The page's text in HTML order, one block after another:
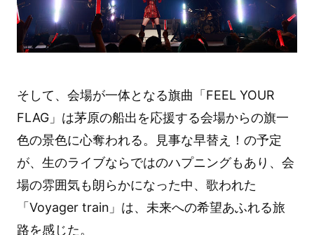
そして、会場が一体となる旗曲「FEEL YOUR
FLAG」は茅原の船出を応援する会場からの旗一
色の景色に心奪われる。見事な早替え！の予定
が、生のライブならではのハプニングもあり、会
場の雰囲気も朗らかになった中、歌われた
「Voyager train」は、未来への希望あふれる旅
路を感じた。